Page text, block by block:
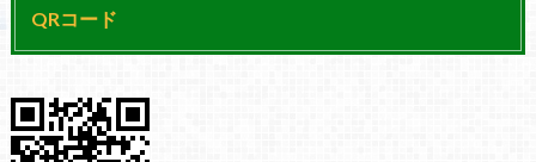
QRコード